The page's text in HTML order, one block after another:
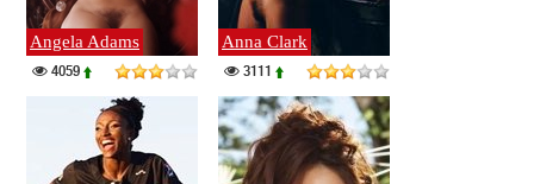
Angela Adams
4059
Anna Clark
3111